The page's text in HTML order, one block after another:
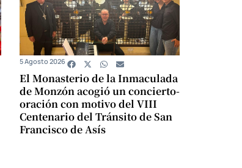
El Monasterio de la Inmaculada
de Monzón acogió un concierto-
oración con motivo del VIII
Centenario del Tránsito de San
Francisco de Asís
5 Agosto 2026